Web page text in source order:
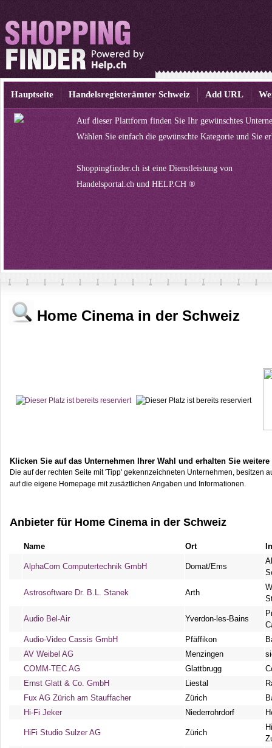
Hauptseite Handelsregisterämter Schweiz Add URL
Auf dieser Plattform finden Sie Ihr gewünschtes
Wählen Sie einfach die gewünschte Kategorie und Sie
Shoppingfinder.ch ist eine Dienstleistung von
Handelsportal.ch und HELP.CH ®
Home Cinema in der Schweiz
Klicken Sie auf das Unternehmen Ihrer Wahl und erhalten Sie
Die auf der rechten Seite mit 'Tipp' gekennzeichneten Unternehmen, besitzen
auf die eigene Homepage mit zusäztlichen Angaben und Informationen.
Anbieter für Home Cinema in der Schweiz
Name Ort
AlphaCom Computertechnik GmbH Domat/Ems
Astrosoftware Dr. B.L. Stanek Arth
Audio Bel-Air Yverdon-les-Bains
Audio-Video Cassis GmbH
Pfäffikon
AV Weibel AG
Menzingen
COMM-TEC AG
Glattbrugg
Ernst Glatt & Co. GmbH
Liestal
Fux AG Zürich am Stauffacher
Zürich
Hi-Fi Jeker
Niederrohrdorf
HiFi Studio Sulzer AG Zürich